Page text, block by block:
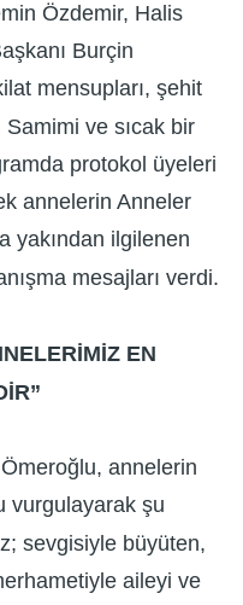
Özdemir, Halis
Burçin
mensupları, şehit
Samimi ve sıcak bir
protokol üyeleri
annelerin Anneler
yakından ilgilenen
mesajları verdi.
EN
annelerin
vurgulayarak şu
sevgisiyle büyüten,
aileyi ve